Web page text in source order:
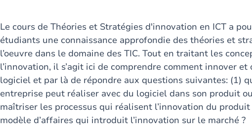
Le cours de Théories et Stratégies d'innovation en ICT a
étudiants une connaissance approfondie des théories et
l’oeuvre dans le domaine des TIC. Tout en traitant les
l’innovation, il s’agit ici de comprendre comment innover
logiciel et par là de répondre aux questions suivantes: (1)
entreprise peut réaliser avec du logiciel dans son produit
maîtriser les processus qui réalisent l’innovation du
modèle d’affaires qui introduit l’innovation sur le marché ?